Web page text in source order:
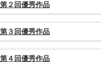
第２回優秀作品
第３回優秀作品
第４回優秀作品